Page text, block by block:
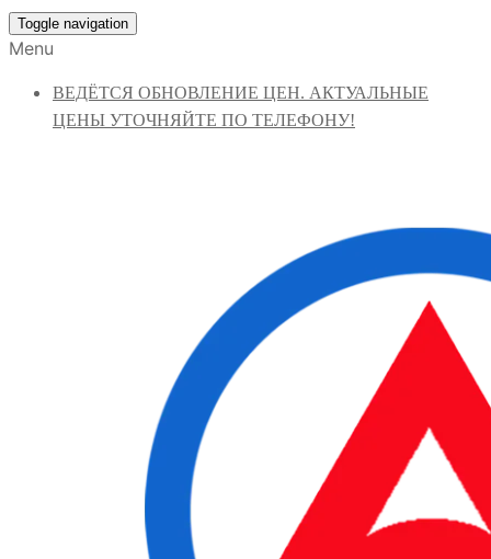
Toggle navigation
Menu
ВЕДЁТСЯ ОБНОВЛЕНИЕ ЦЕН. АКТУАЛЬНЫЕ
ЦЕНЫ УТОЧНЯЙТЕ ПО ТЕЛЕФОНУ!